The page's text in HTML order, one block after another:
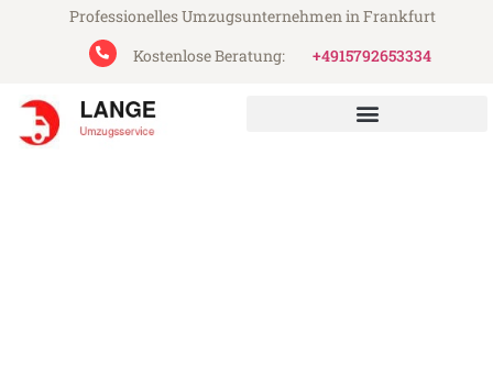
Professionelles Umzugsunternehmen in Frankfurt
Kostenlose Beratung:
+4915792653334